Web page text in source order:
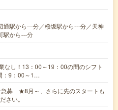
通駅から---分／桜坂駅から---分／天神
駅から---分
なし！13：00～19：00の間のシフト
：9：00～1…
募 ★8月～、さらに先のスタートも
さい。